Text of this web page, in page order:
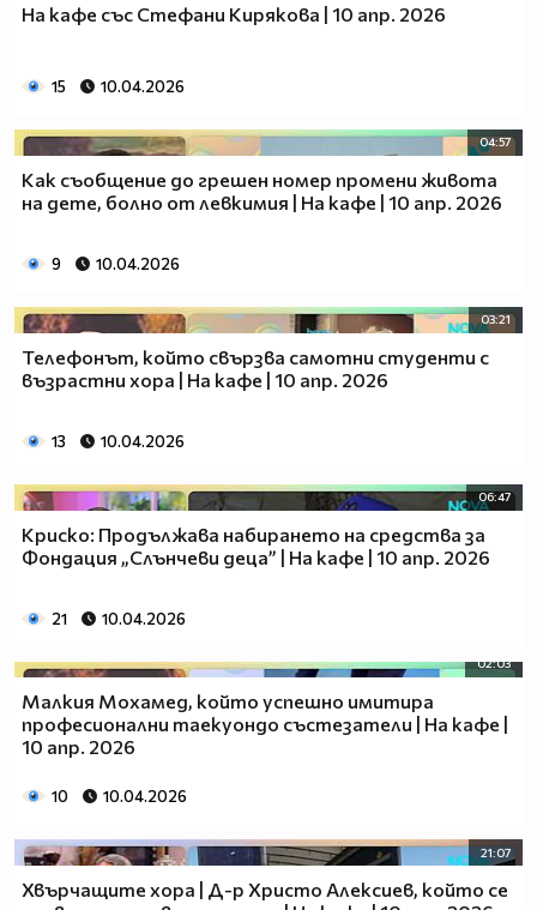
На кафе със Стефани Кирякова | 10 апр. 2026
15 10.04.2026
04:57
Как съобщение до грешен номер промени живота
на дете, болно от левкимия | На кафе | 10 апр. 2026
9 10.04.2026
03:21
Телефонът, който свързва самотни студенти с
възрастни хора | На кафе | 10 апр. 2026
13 10.04.2026
06:47
Криско: Продължава набирането на средства за
Фондация „Слънчеви деца” | На кафе | 10 апр. 2026
21 10.04.2026
02:03
Малкия Мохамед, който успешно имитира
професионални таекуондо състезатели | На кафе |
10 апр. 2026
10 10.04.2026
21:07
Хвърчащите хора | Д-р Христо Алексиев, който се